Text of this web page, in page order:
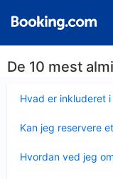
De 10 mest
Hvad er inkluderet i
Kan jeg reservere
Hvordan ved jeg